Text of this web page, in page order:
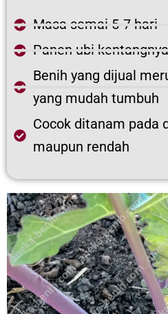
Masa semai 5-7 hari
Panen ubi
Benih yang dijual
yang mudah tumbuh
Cocok ditanam pada
maupun rendah